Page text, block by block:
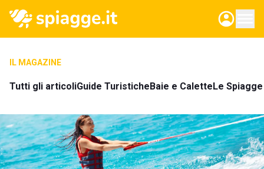
IL MAGAZINE
Tutti gli articoliGuide TuristicheBaie e CaletteLe